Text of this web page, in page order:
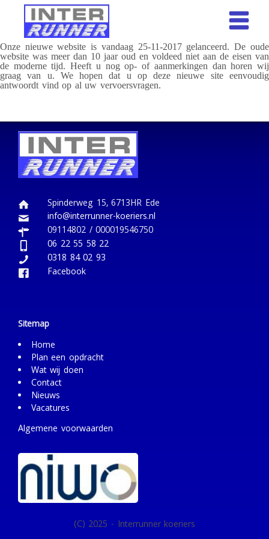
Onze nieuwe website is vandaag 25-11-2017 gelanceerd. De oude
website was meer dan 10 jaar oud en voldeed niet aan de eisen van
de moderne tijd. Heeft u nog op- of aanmerkingen dan horen wij
graag van u. We hopen dat u op deze nieuwe site eenvoudig
antwoordt vind op al uw vervoersvragen.
Spinderweg 15, 6713HR Ede
info@interrunner-koeriers.nl
09114802 / 000019546750
06 22 55 58 22
0318 84 02 93
Facebook
Sitemap
Home
Plan een opdracht
Wat wij doen
Contact
Nieuws
Vacatures
Algemene voorwaarden
(C) 2025 - Interrunner koeriers